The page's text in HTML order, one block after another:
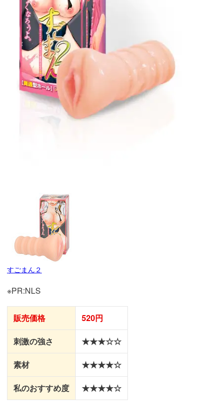
すごまん２
※PR:NLS
販売価格 520円
刺激の強さ ★★★☆☆
素材 ★★★★☆
私のおすすめ度 ★★★★☆